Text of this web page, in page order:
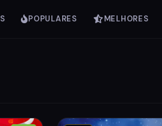
POPULARES MELHORES